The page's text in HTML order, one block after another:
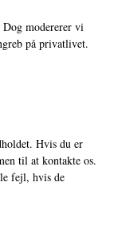
modererer vi
på privatlivet.
Hvis du er
til at kontakte os.
fejl, hvis de